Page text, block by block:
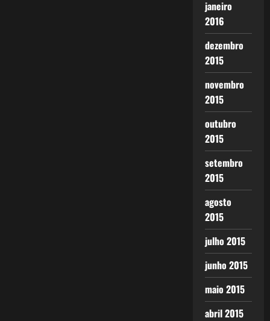
janeiro
2016
dezembro
2015
novembro
2015
outubro
2015
setembro
2015
agosto
2015
julho 2015
junho 2015
maio 2015
abril 2015